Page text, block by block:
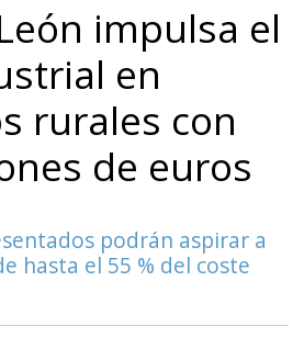
impulsa el
en
rurales con
de euros
podrán aspirar a
hasta el 55 % del coste